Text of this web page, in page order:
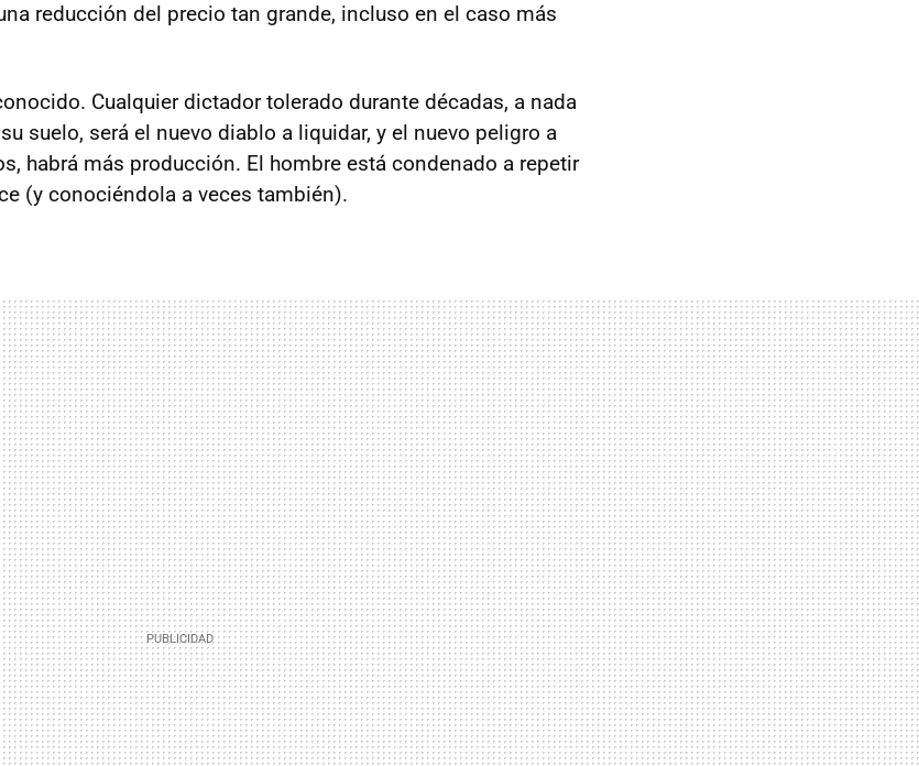
reducción del precio tan grande, incluso en el caso más
Cualquier dictador tolerado durante décadas, a nada
suelo, será el nuevo diablo a liquidar, y el nuevo peligro a
habrá más producción. El hombre está condenado a repetir
(y conociéndola a veces también).